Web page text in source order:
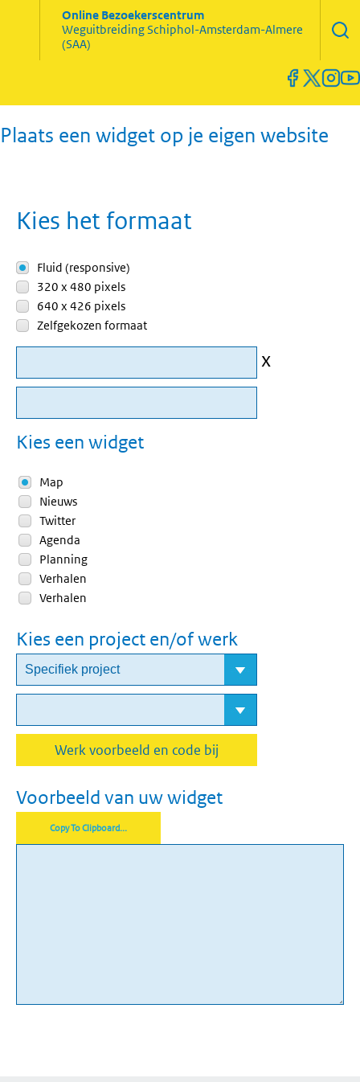
Online Bezoekerscentrum
WeguitbreidingSchiphol-Amsterdam-Almere
(SAA)
Plaats een widget op je eigen website
Kies het formaat
Fluid (responsive)
320 x 480 pixels
640 x 426 pixels
Zelfgekozen formaat
x
Kies een widget
Map
Nieuws
Twitter
Agenda
Planning
Verhalen
Verhalen
Kies een project en/of werk
Werk voorbeeld en code bij
Voorbeeld van uw widget
Copy To Clipboard...